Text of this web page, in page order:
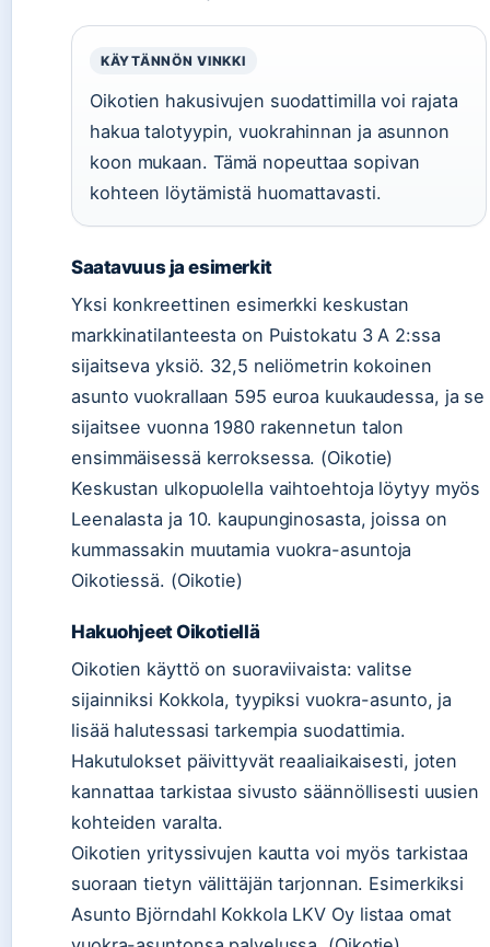
KÄYTÄNNÖN VINKKI
Oikotien hakusivujen suodattimilla voi rajata
hakua talotyypin, vuokrahinnan ja asunnon
koon mukaan. Tämä nopeuttaa sopivan
kohteen löytämistä huomattavasti.
Saatavuus ja esimerkit
Yksi konkreettinen esimerkki keskustan
markkinatilanteesta on Puistokatu 3 A 2:ssa
sijaitseva yksiö. 32,5 neliömetrin kokoinen
asunto vuokrallaan 595 euroa kuukaudessa, ja se
sijaitsee vuonna 1980 rakennetun talon
ensimmäisessä kerroksessa. (Oikotie)
Keskustan ulkopuolella vaihtoehtoja löytyy myös
Leenalasta ja 10. kaupunginosasta, joissa on
kummassakin muutamia vuokra-asuntoja
Oikotiessä. (Oikotie)
Hakuohjeet Oikotiellä
Oikotien käyttö on suoraviivaista: valitse
sijainniksi Kokkola, tyypiksi vuokra-asunto, ja
lisää halutessasi tarkempia suodattimia.
Hakutulokset päivittyvät reaaliaikaisesti, joten
kannattaa tarkistaa sivusto säännöllisesti uusien
kohteiden varalta.
Oikotien yrityssivujen kautta voi myös tarkistaa
suoraan tietyn välittäjän tarjonnan. Esimerkiksi
Asunto Björndahl Kokkola LKV Oy listaa omat